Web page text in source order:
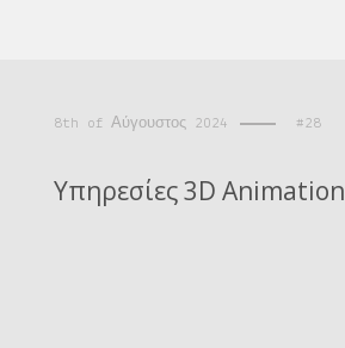
8th of Αύγουστος 2024 #28
Υπηρεσίες 3D Animation